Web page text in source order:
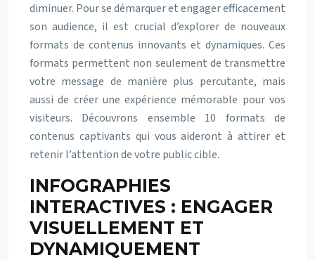
diminuer. Pour se démarquer et engager efficacement
son audience, il est crucial d’explorer de nouveaux
formats de contenus innovants et dynamiques. Ces
formats permettent non seulement de transmettre
votre message de manière plus percutante, mais
aussi de créer une expérience mémorable pour vos
visiteurs. Découvrons ensemble 10 formats de
contenus captivants qui vous aideront à attirer et
retenir l’attention de votre public cible.
INFOGRAPHIES
INTERACTIVES : ENGAGER
VISUELLEMENT ET
DYNAMIQUEMENT